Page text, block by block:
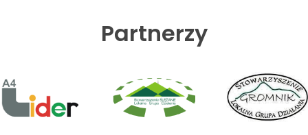
Partnerzy